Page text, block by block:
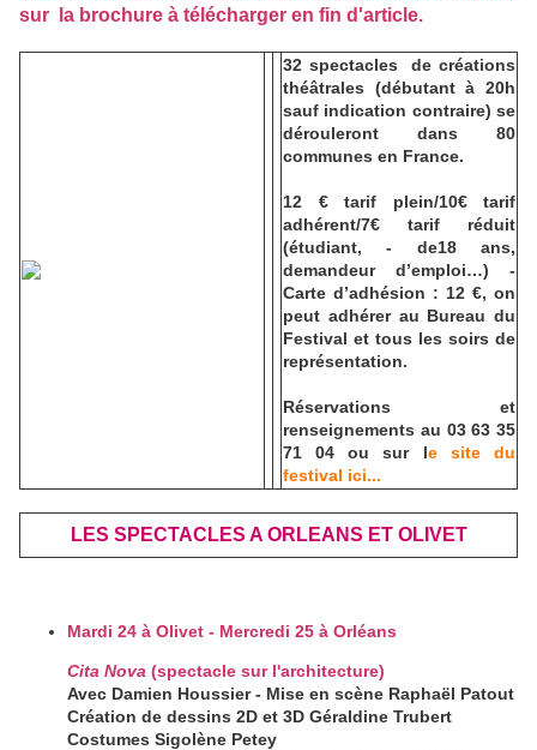
sur la brochure à télécharger en fin d'article.
32 spectaclesde créations
théâtrales (débutant à 20h
sauf indication contraire)se
dérouleront dans 80
communes en France.
12 € tarif plein/10€ tarif
adhérent/7€ tarif réduit
(étudiant, - de18 ans,
demandeur d’emploi…) -
Carte d’adhésion : 12 €, on
peut adhérer au Bureau du
Festival et tous les soirs de
représentation.
Réservations et
renseignements au 03 63 35
71 04 ou sur le site du
festival ici...
LES SPECTACLES A ORLEANS ET OLIVET
Mardi 24 à Olivet - Mercredi 25 à Orléans
Cita Nova (spectacle sur l'architecture)
Avec Damien Houssier - Mise en scène Raphaël Patout
Création de dessins 2D et 3D Géraldine Trubert
Costumes Sigolène Petey